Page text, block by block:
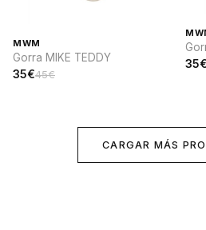
MWM
Gorra MIKE TEDDY
35€45€
35€
CARGAR MÁS